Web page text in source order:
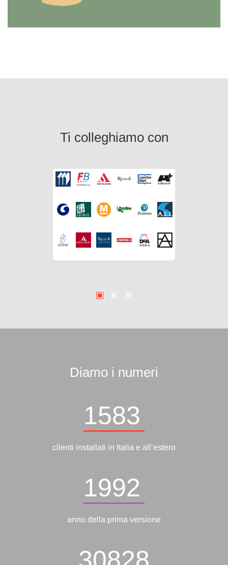
Ti colleghiamo con
Diamo i numeri
1583
clienti installati in Italia e all’estero
1992
anno della prima versione